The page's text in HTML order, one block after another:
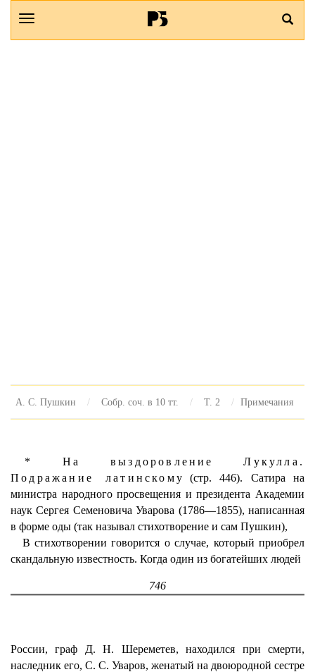
А. С. Пушкин Собр. соч. в 10 тт. Т. 2 Примечания
* На выздоровление Лукулла.
Подражание латинскому(стр. 446). Сатира на
министра народного просвещения и президента Академии
наук Сергея Семеновича Уварова (1786—1855), написанная
в форме оды (так называл стихотворение и сам Пушкин),
В стихотворении говорится о случае, который приобрел
скандальную известность. Когда один из богатейших людей
746
России, граф Д. H. Шереметев, находился при смерти,
наследник его, С. С. Уваров, женатый на двоюродной сестре